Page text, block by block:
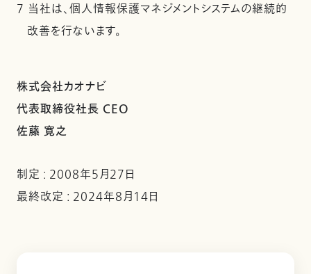
7 当社は、個人情報保護マネジメントシステムの継続的
改善を行ないます。
株式会社カオナビ
代表取締役社長 CEO
佐藤 寛之
制定 : 2008年5月27日
最終改定 : 2024年8月14日